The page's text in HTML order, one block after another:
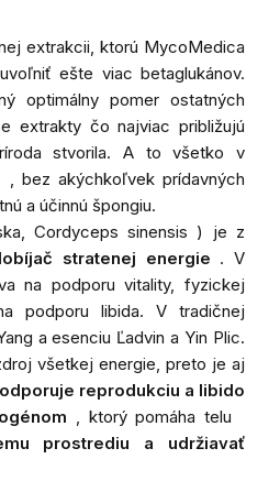
extrakcii, ktorú MycoMedica
ešte viac betaglukánov.
optimálny pomer ostatných
extrakty čo najviac približujú
stvorila. A to všetko v
, bez akýchkoľvek prídavných
a účinnú špongiu.
Cordyceps sinensis ) je z
stratenej energie . V
na podporu vitality, fyzickej
podporu libida. V tradičnej
a esenciu Ľadvin a Yin Plic.
všetkej energie, preto je aj
reprodukciu a libido
, ktorý pomáha telu
prostrediu a udržiavať